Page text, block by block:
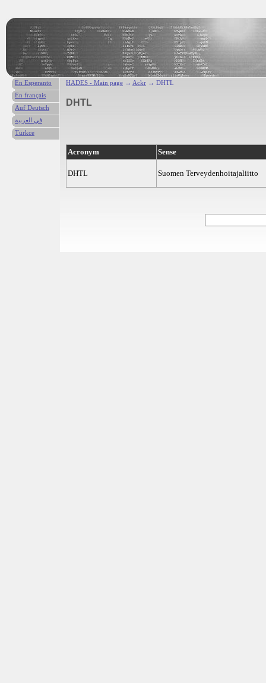
HADES - Main page → Ackr → DHTL
DHTL
Acronym Sense
DHTL Suomen Terveydenhoitajaliitto
En Esperanto
En français
Auf Deutsch
في العربية
Türkce